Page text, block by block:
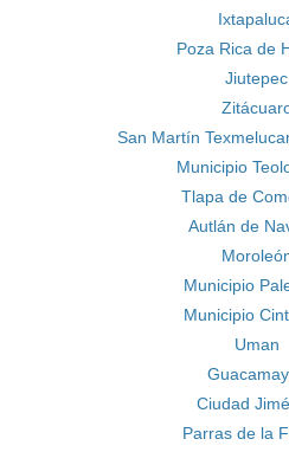
Poza Rica de
Jiutepec
San Martín
Municipio
Tlapa de
Autlán de
Municipio
Municipio
Uman
Ciudad
Parras de la